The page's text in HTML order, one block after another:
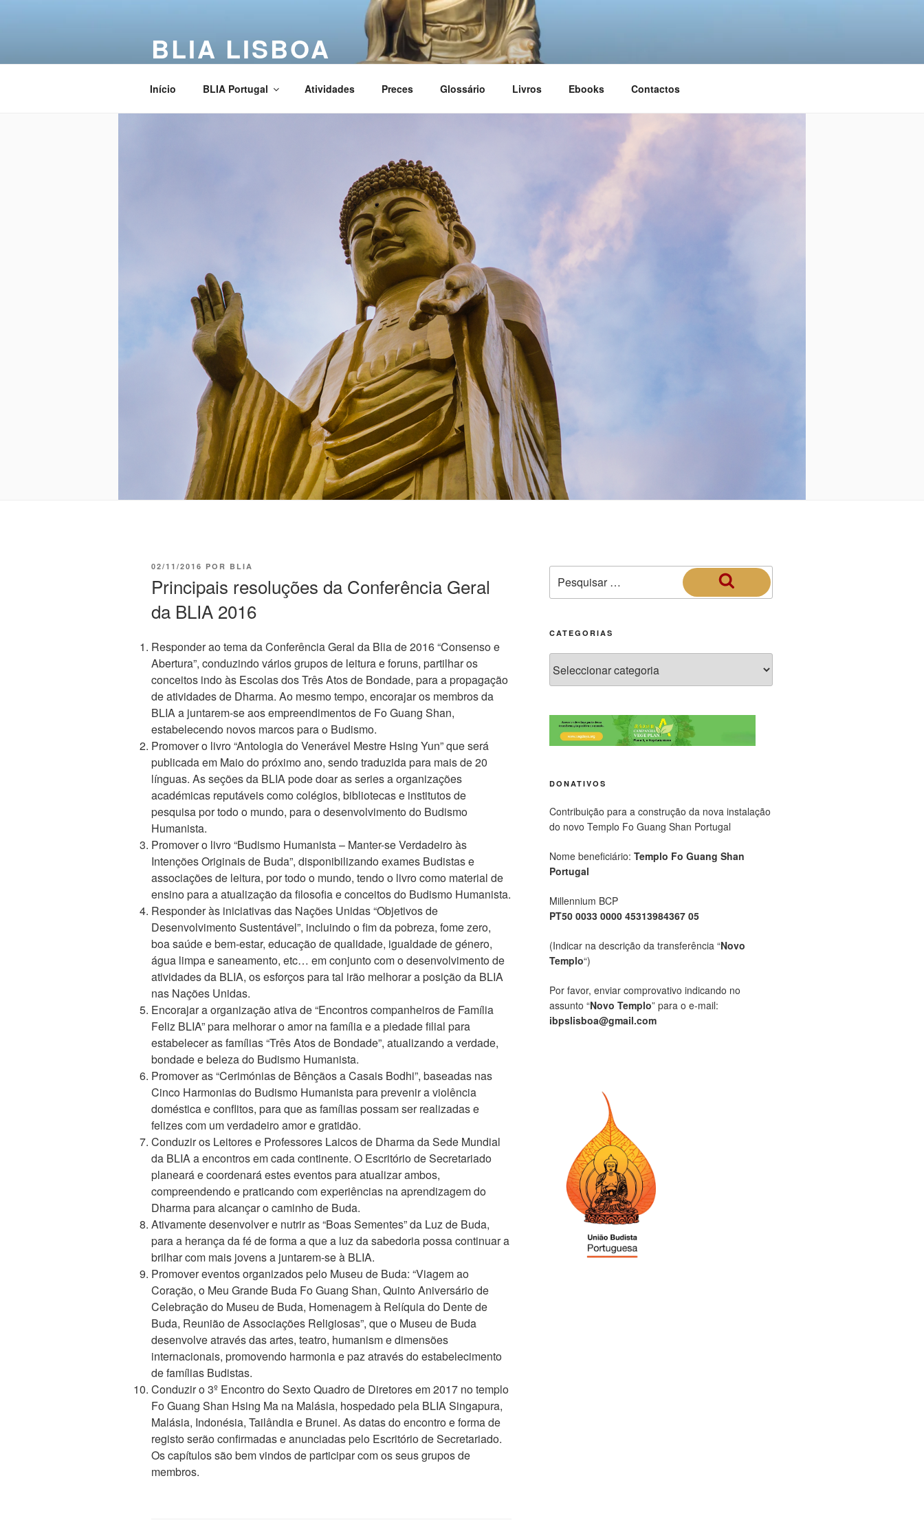
BLIA LISBOA
Início BLIA Portugal Atividades Preces Glossário Livros Ebooks Contactos
02/11/2016 POR BLIA
Principais resoluções da Conferência Geral
da BLIA 2016
Responder ao tema da Conferência Geral da Blia de 2016 “Consenso e
Abertura”, conduzindo vários grupos de leitura e foruns, partilhar os
conceitos indo às Escolas dos Três Atos de Bondade, para a propagação
de atividades de Dharma. Ao mesmo tempo, encorajar os membros da
BLIA a juntarem-se aos empreendimentos de Fo Guang Shan,
estabelecendo novos marcos para o Budismo.
Promover o livro “Antologia do Venerável Mestre Hsing Yun” que será
publicada em Maio do próximo ano, sendo traduzida para mais de 20
línguas. As seções da BLIA pode doar as series a organizações
académicas reputáveis como colégios, bibliotecas e institutos de
pesquisa por todo o mundo, para o desenvolvimento do Budismo
Humanista.
Promover o livro “Budismo Humanista – Manter-se Verdadeiro às
Intenções Originais de Buda”, disponibilizando exames Budistas e
associações de leitura, por todo o mundo, tendo o livro como material de
ensino para a atualização da filosofia e conceitos do Budismo Humanista.
Responder às iniciativas das Nações Unidas “Objetivos de
Desenvolvimento Sustentável”, incluindo o fim da pobreza, fome zero,
boa saúde e bem-estar, educação de qualidade, igualdade de género,
água limpa e saneamento, etc… em conjunto com o desenvolvimento de
atividades da BLIA, os esforços para tal irão melhorar a posição da BLIA
nas Nações Unidas.
Encorajar a organização ativa de “Encontros companheiros de Família
Feliz BLIA” para melhorar o amor na família e a piedade filial para
estabelecer as famílias “Três Atos de Bondade”, atualizando a verdade,
bondade e beleza do Budismo Humanista.
Promover as “Cerimónias de Bênçãos a Casais Bodhi”, baseadas nas
Cinco Harmonias do Budismo Humanista para prevenir a violência
doméstica e conflitos, para que as famílias possam ser realizadas e
felizes com um verdadeiro amor e gratidão.
Conduzir os Leitores e Professores Laicos de Dharma da Sede Mundial
da BLIA a encontros em cada continente. O Escritório de Secretariado
planeará e coordenará estes eventos para atualizar ambos,
compreendendo e praticando com experiências na aprendizagem do
Dharma para alcançar o caminho de Buda.
Ativamente desenvolver e nutrir as “Boas Sementes” da Luz de Buda,
para a herança da fé de forma a que a luz da sabedoria possa continuar a
brilhar com mais jovens a juntarem-se à BLIA.
Promover eventos organizados pelo Museu de Buda: “Viagem ao
Coração, o Meu Grande Buda Fo Guang Shan, Quinto Aniversário de
Celebração do Museu de Buda, Homenagem à Relíquia do Dente de
Buda, Reunião de Associações Religiosas”, que o Museu de Buda
desenvolve através das artes, teatro, humanism e dimensões
internacionais, promovendo harmonia e paz através do estabelecimento
de famílias Budistas.
Conduzir o 3º Encontro do Sexto Quadro de Diretores em 2017 no templo
Fo Guang Shan Hsing Ma na Malásia, hospedado pela BLIA Singapura,
Malásia, Indonésia, Tailândia e Brunei. As datas do encontro e forma de
registo serão confirmadas e anunciadas pelo Escritório de Secretariado.
Os capítulos são bem vindos de participar com os seus grupos de
membros.
CATEGORIAS
DONATIVOS
Contribuição para a construção da nova instalação
do novo Templo Fo Guang Shan Portugal
Nome beneficiário: Templo Fo Guang Shan
Portugal
Millennium BCP
PT50 0033 0000 45313984367 05
(Indicar na descrição da transferência “Novo
Templo“)
Por favor, enviar comprovativo indicando no
assunto “Novo Templo” para o e-mail:
ibpslisboa@gmail.com